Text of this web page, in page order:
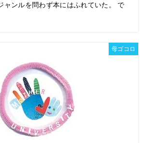
ャンルを問わず本にはふれていた。 で
母ゴコロ